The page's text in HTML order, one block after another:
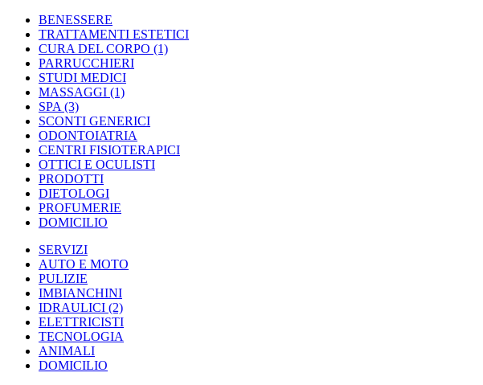
BENESSERE
TRATTAMENTI ESTETICI
CURA DEL CORPO (1)
PARRUCCHIERI
STUDI MEDICI
MASSAGGI (1)
SPA (3)
SCONTI GENERICI
ODONTOIATRIA
CENTRI FISIOTERAPICI
OTTICI E OCULISTI
PRODOTTI
DIETOLOGI
PROFUMERIE
DOMICILIO
SERVIZI
AUTO E MOTO
PULIZIE
IMBIANCHINI
IDRAULICI (2)
ELETTRICISTI
TECNOLOGIA
ANIMALI
DOMICILIO